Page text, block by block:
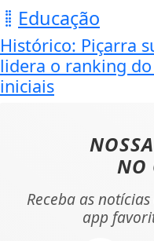
Educação
Histórico: Piçarra
lidera o ranking
iniciais
NO
Receba as
app